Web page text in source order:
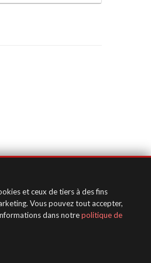
et ceux de tiers à des fins
Vous pouvez tout accepter,
dans notrepolitique de